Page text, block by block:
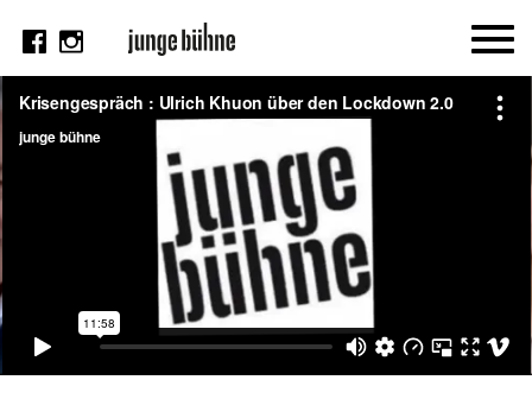
AKTUELL
DAS HEFT
Aktuelles Heft
Alle Hefte